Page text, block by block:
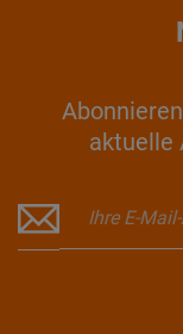
aktuelle